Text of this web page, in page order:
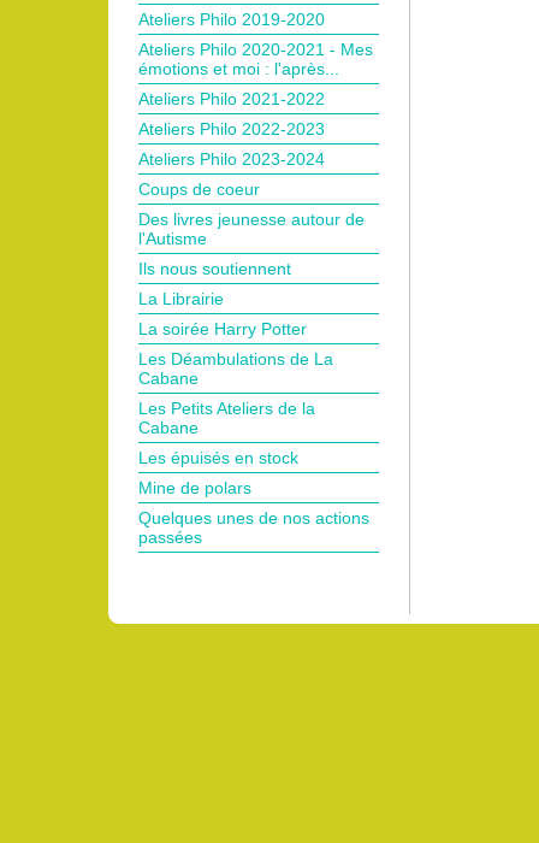
Ateliers Philo 2019-2020
Ateliers Philo 2020-2021 - Mes
émotions et moi : l'après...
Ateliers Philo 2021-2022
Ateliers Philo 2022-2023
Ateliers Philo 2023-2024
Coups de coeur
Des livres jeunesse autour de
l'Autisme
Ils nous soutiennent
La Librairie
La soirée Harry Potter
Les Déambulations de La
Cabane
Les Petits Ateliers de la
Cabane
Les épuisés en stock
Mine de polars
Quelques unes de nos actions
passées